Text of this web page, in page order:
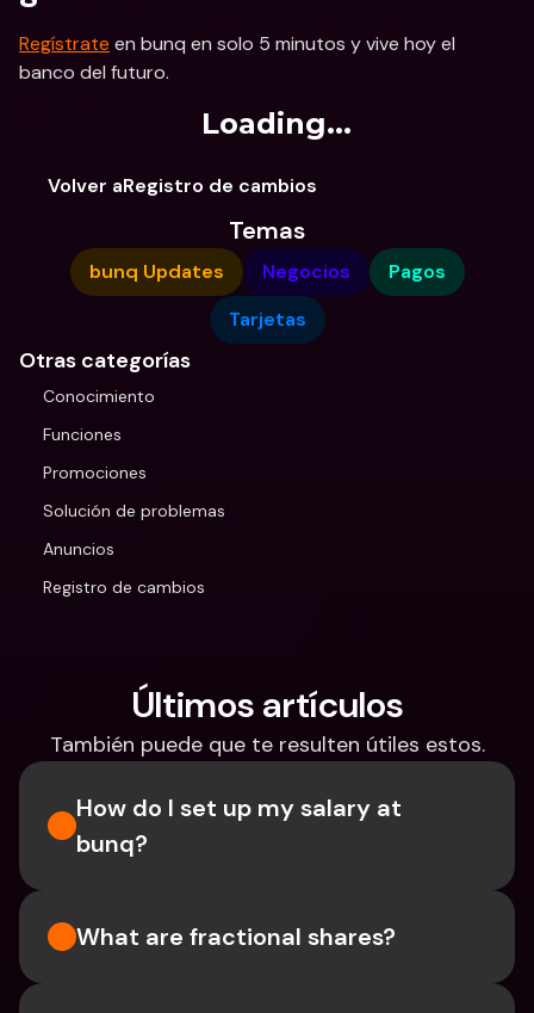
Regístrate en bunq en solo 5 minutos y vive hoy el
banco del futuro.
Loading...
Volver aRegistro de cambios
Temas
bunq Updates Negocios
Pagos
Tarjetas
Otras categorías
Conocimiento
Funciones
Promociones
Solución de problemas
Anuncios
Registro de cambios
Últimos artículos
También puede que te resulten útiles estos.
How do I set up my salary at
bunq?
What are fractional shares?